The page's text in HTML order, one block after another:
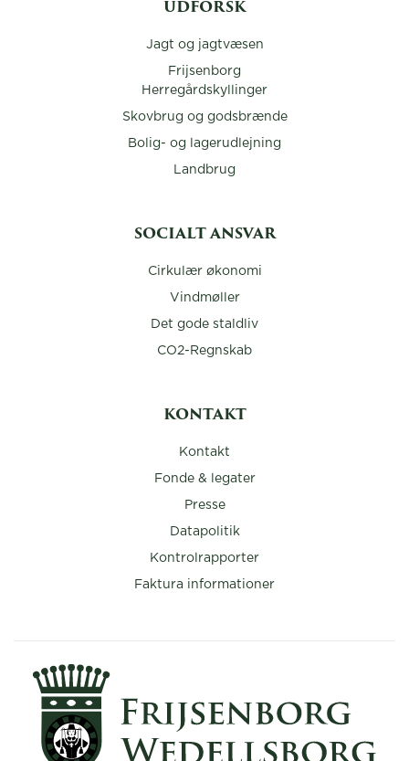
UDFORSK
Jagt og jagtvæsen
Frijsenborg
Herregårdskyllinger
Skovbrug og godsbrænde
Bolig- og lagerudlejning
Landbrug
SOCIALT ANSVAR
Cirkulær økonomi
Vindmøller
Det gode staldliv
CO2-Regnskab
KONTAKT
Kontakt
Fonde & legater
Presse
Datapolitik
Kontrolrapporter
Faktura informationer